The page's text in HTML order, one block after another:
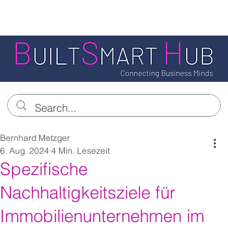
Spezifische
Nachhaltigkeitsziele für
Immobilienunternehmen im
Bernhard Metzger
6. Aug. 2024 4 Min. Lesezeit